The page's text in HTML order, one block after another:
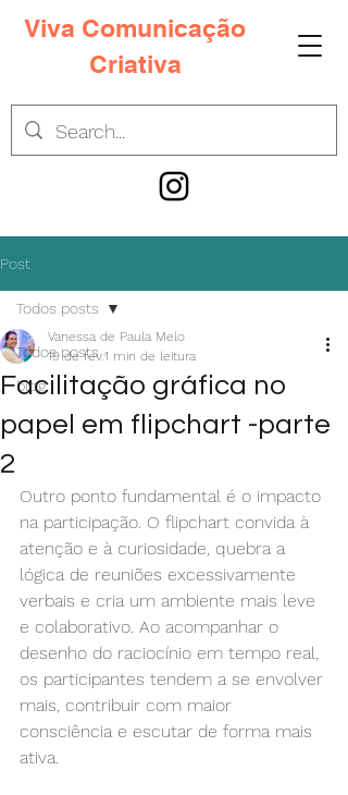
Viva Comunicação
Criativa
Post
Todos posts
blog
Todos posts
Facilitação gráfica no
papel em flipchart -parte
2
Vanessa de Paula Melo
19 de fev.1 min de leitura
Outro ponto fundamental é o impacto
na participação. O flipchart convida à
atenção e à curiosidade, quebra a
lógica de reuniões excessivamente
verbais e cria um ambiente mais leve
e colaborativo. Ao acompanhar o
desenho do raciocínio em tempo real,
os participantes tendem a se envolver
mais, contribuir com maior
consciência e escutar de forma mais
ativa.